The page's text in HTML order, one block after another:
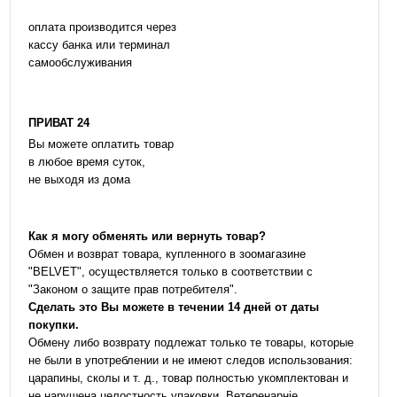
оплата производится через
кассу банка или терминал
самообслуживания
ПРИВАТ 24
Вы можете оплатить товар
в любое время суток,
не выходя из дома
Как я могу обменять или вернуть товар?
Обмен и возврат товара, купленного в зоомагазине
"BELVET", осуществляется только в соответствии с
"Законом о защите прав потребителя".
Сделать это Вы можете в течении 14 дней от даты
покупки.
Обмену либо возврату подлежат только те товары, которые
не были в употреблении и не имеют следов использования:
царапины, сколы и т. д., товар полностью укомплектован и